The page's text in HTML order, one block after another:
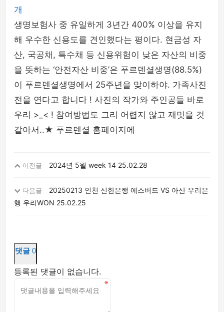
개
생명보험사 중 유일하게 3년간 400% 이상을 유지
해 우수한 신용도를 견인했다는 평이다. 현금성 자
산, 국공채, 특수채 등 신용위험이 낮은 자산의 비중
을 뜻하는 ‘안전자산 비중’은 푸르덴셜생명(88.5%)
이 푸르덴셜생명에서 25주년을 맞이하야. 가족사진
전을 연다고 합니다 ! 사진의 작가와 주인공들 바로
우리 >_< ! 참여방법도 그리 어렵지 않고 재밋을 것
같아서..★ 푸르덴셜 홈페이지에
이전글 2024년 5월 week 14 25.02.28
다음글
20250213 인천 신한은행 에스버드 VS 아산 우리은
행 우리WON 25.02.25
댓글 0
등록된 댓글이 없습니다.